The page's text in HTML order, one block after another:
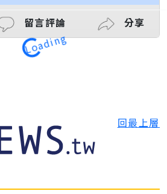
留言評論 分享
Loading
回最上層